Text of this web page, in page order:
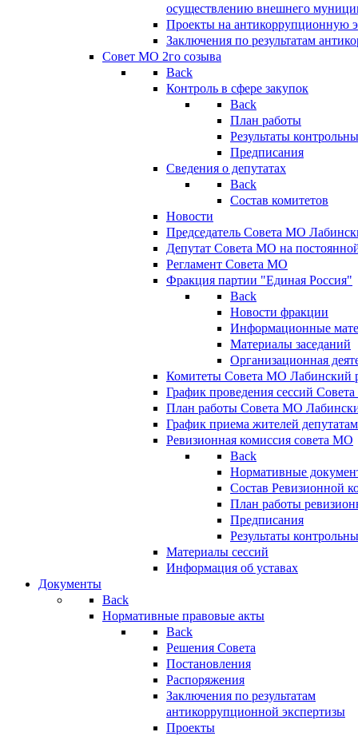
осуществлению внешнего
Проекты на антикоррупционную
Заключения по результатам
Совет МО 2го созыва
Back
Контроль в сфере закупок
Back
План работы
Результаты
Предписания
Сведения о депутатах
Back
Состав комитетов
Новости
Председатель Совета МО
Депутат Совета МО на
Регламент Совета МО
Фракция партии "Единая Россия"
Back
Новости фракции
Информационные
Материалы заседаний
Организационная
Комитеты Совета МО Лабинский
График проведения сессий
План работы Совета МО
График приема жителей
Ревизионная комиссия совета МО
Back
Нормативные
Состав Ревизионной
План работы
Предписания
Результаты
Материалы сессий
Информация об уставах
Документы
Back
Нормативные правовые акты
Back
Решения Совета
Постановления
Распоряжения
Заключения по результатам
антикоррупционной экспертизы
Проекты